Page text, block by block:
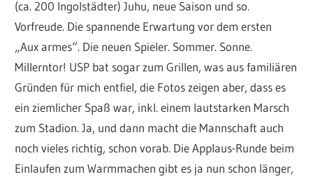
(ca. 200 Ingolstädter) Juhu, neue Saison und so.
Vorfreude. Die spannende Erwartung vor dem ersten
„Aux armes“. Die neuen Spieler. Sommer. Sonne.
Millerntor! USP bat sogar zum Grillen, was aus familiären
Gründen für mich entfiel, die Fotos zeigen aber, dass es
ein ziemlicher Spaß war, inkl. einem lautstarken Marsch
zum Stadion. Ja, und dann macht die Mannschaft auch
noch vieles richtig, schon vorab. Die Applaus-Runde beim
Einlaufen zum Warmmachen gibt es ja nun schon länger,